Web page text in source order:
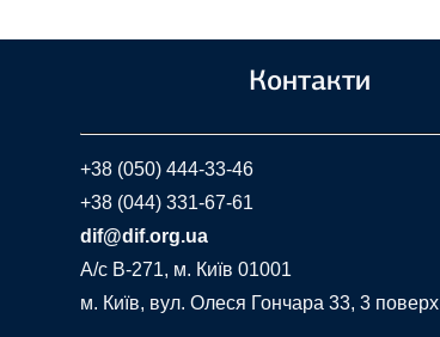
Контакти
+38 (050) 444-33-46
+38 (044) 331-67-61
dif@dif.org.ua
A/c В-271, м. Київ 01001
м. Київ, вул. Олеся Гончара 33, 3 поверх